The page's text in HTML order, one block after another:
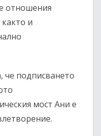
отношения
и
че подписването
мост Ани е